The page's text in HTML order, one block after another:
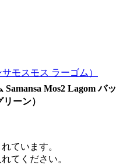
サモスモス ラーゴム）
Mos2 Lagom バッ
ーン）
ています。
てください。